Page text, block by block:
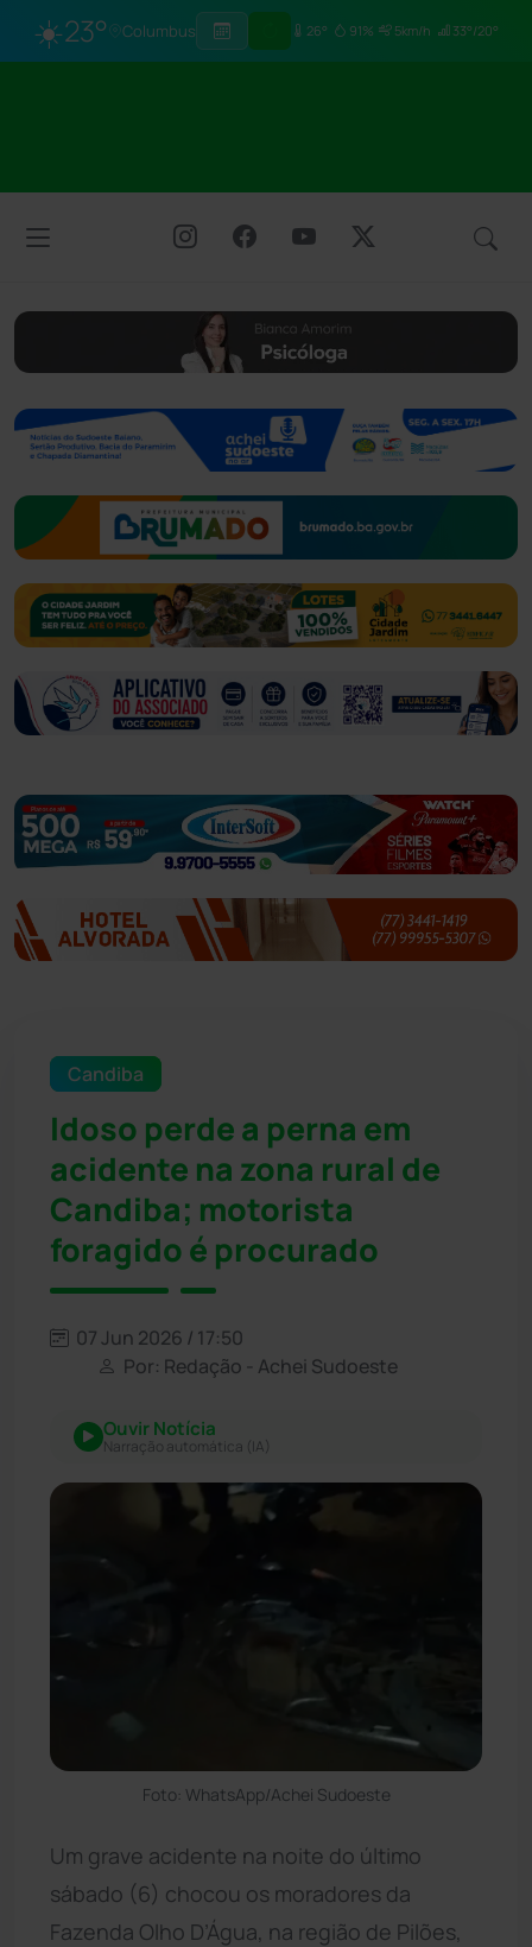
☀️23° Columbus 26° 91% 5km/h 33°/20°
Candiba
Idoso perde a perna em
acidente na zona rural de
Candiba; motorista
foragido é procurado
07 Jun 2026 / 17:50
Por: Redação - Achei Sudoeste
Ouvir Notícia
Narração automática (IA)
Foto: WhatsApp/Achei Sudoeste
Um grave acidente na noite do último
sábado (6) chocou os moradores da
Fazenda Olho D’Água, na região de Pilões,